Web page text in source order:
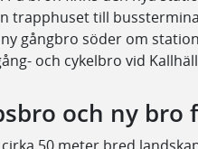
trapphuset till
gångbro söder om
och cykelbro vid
och ny bro
50 meter bred